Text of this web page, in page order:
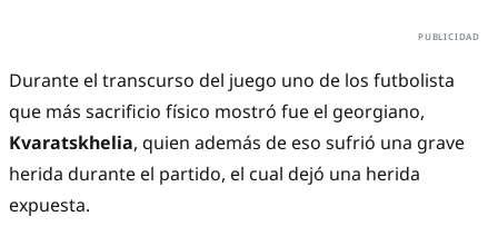
Durante el transcurso del juego uno de los futbolista
que más sacrificio físico mostró fue el georgiano,
Kvaratskhelia, quien además de eso sufrió una grave
herida durante el partido, el cual dejó una herida
expuesta.